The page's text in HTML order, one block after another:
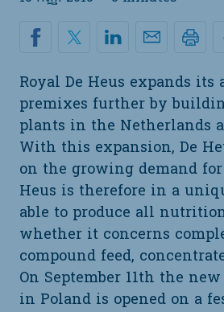
Royal De Heus expands
premixes further by
plants in the Netherlands
With this expansion, De
on the growing demand
Heus is therefore in a
able to produce all
whether it concerns
compound feed,
On September 11th the
in Poland is opened on a